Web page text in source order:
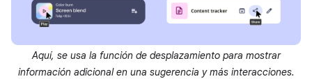
Aquí, se usa la función de desplazamiento para mostrar
información adicional en una sugerencia y más interacciones.